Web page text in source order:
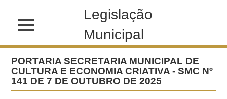
Legislação
Municipal
PORTARIA SECRETARIA MUNICIPAL DE
CULTURA E ECONOMIA CRIATIVA - SMC Nº
141 DE 7 DE OUTUBRO DE 2025